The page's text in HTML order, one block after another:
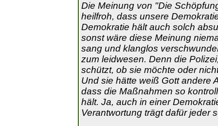
Die Meinung von "Die
heilfroh, dass unsere
Demokratie hält auch solch
sonst wäre diese Meinung
sang und klanglos
zum leidwesen. Denn die
schützt, ob sie möchte oder
Und sie hätte weiß Gott andere
dass die Maßnahmen so
hält. Ja, auch in einer
Verantwortung trägt dafür jeder